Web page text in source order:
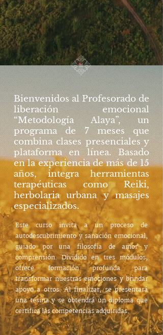
Bienvenidos al Profesorado de
liberación emocional
“Metodología Alaya”, un
programa de 7 meses que
combina clases presenciales y
plataforma en línea. Basado
en la experiencia de más de 15
años, integra herramientas
terapéuticas como Reiki,
herbolaria urbana y masajes
especializados.
Este curso invita a un proceso de
autodescubrimiento y sanación emocional,
guiado por una filosofía de amor y
comprensión. Dividido en tres módulos,
ofrece formación profunda para
transformar nuestras emociones y brindar
apoyo a otros. Al finalizar, se presentará
una tesina y se obtendrá un diploma que
certifica las competencias adquiridas.